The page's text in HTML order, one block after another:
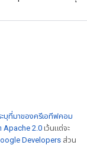
บุที่มาของครีเอทีฟคอม
Apache 2.0เว้นแต่จะ
Developers ส่วน